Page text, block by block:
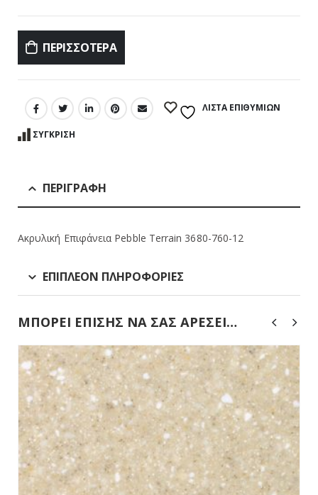
ΠΕΡΙΣΣΌΤΕΡΑ
ΛΊΣΤΑ ΕΠΙΘΥΜΙΏΝ
ΣΎΓΚΡΙΣΗ
ΠΕΡΙΓΡΑΦΉ
Ακρυλική Επιφάνεια Pebble Terrain 3680-760-12
ΕΠΙΠΛΈΟΝ ΠΛΗΡΟΦΟΡΊΕΣ
ΜΠΟΡΕΊ ΕΠΊΣΗΣ ΝΑ ΣΑΣ ΑΡΈΣΕΙ…